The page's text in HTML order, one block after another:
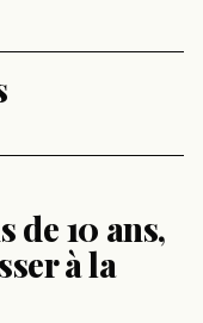
de 10 ans,
à la